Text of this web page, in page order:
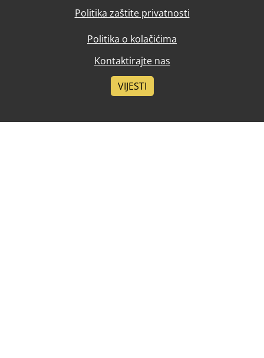
Politika zaštite privatnosti
Politika o kolačićima
Kontaktirajte nas
VIJESTI